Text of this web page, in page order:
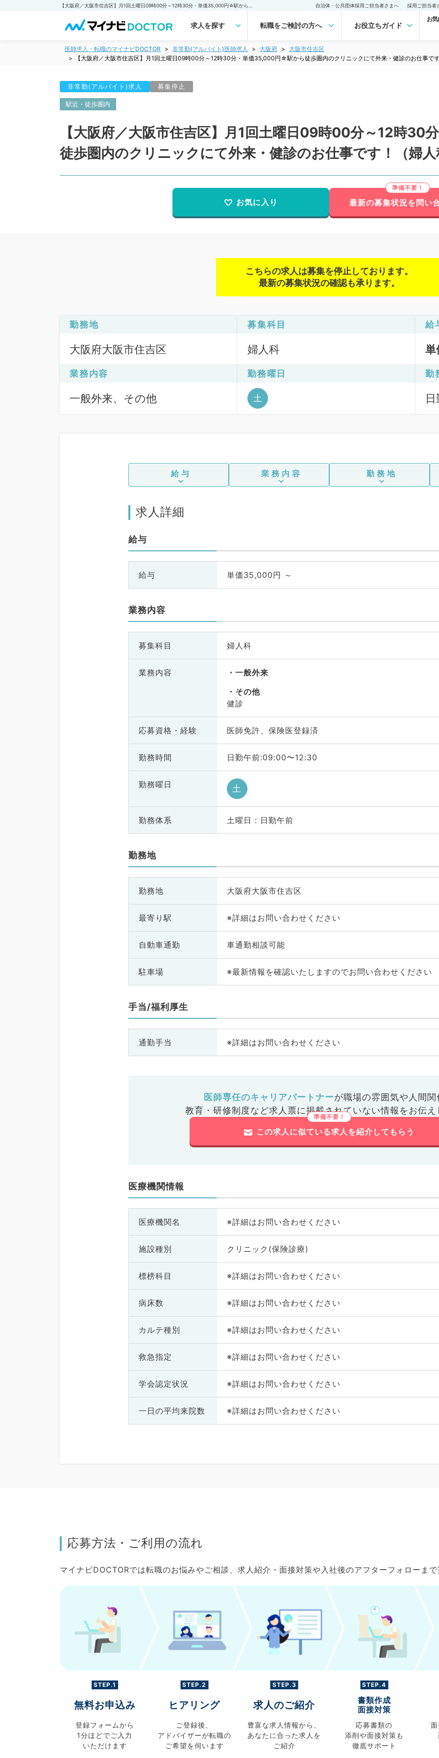
自治体・公共団体採用ご担当者さまへ 採用ご担当者
求人を探す 転職をご検討の方へ お役立ちガイド
お
医師求人・転職のマイナビDOCTOR 非常勤(アルバイト)医師求人 大阪府
大阪市住吉区
【大阪府／大阪市住吉区】月1回土曜日09時00分～12時30分・単価35,000円☆駅から徒歩圏内のクリニックにて外来・健診のお仕事で
非常勤(アルバイト)求人 募集停止
駅近・徒歩圏内
【大阪府／大阪市住吉区】月1回土曜日09時00分～12時
徒歩圏内のクリニックにて外来・健診のお仕事です！（婦
お気に入り 最新の募集状況を問い
こちらの求人は募集を停止しております。
最新の募集状況の確認も承ります。
勤務地
大阪府大阪市住吉区
募集科目
婦人科
給
業務内容
一般外来、その他
勤務曜日
土
勤
給与 業務内容 勤務地
求人詳細
給与
給与 単価35,000円 ～
業務内容
募集科目 婦人科
業務内容
一般外来
その他
健診
応募資格・ 経験 医師免許、保険医登録済
勤務時間 日勤午前:09:00〜12:30
勤務曜日 土
勤務体系 土曜日 : 日勤午前
勤務地
勤務地 大阪府大阪市住吉区
最寄り駅 ※詳細はお問い合わせください
自動車通勤 車通勤相談可能
駐車場 ※最新情報を確認いたしますのでお問い合わせください
手当/福利厚生
通勤手当 ※詳細はお問い合わせください
医師専任のキャリアパートナーが職場の雰囲気や人間関
教育・研修制度など求人票に掲載されていない情報をお伝え
この求人に似ている求人を紹介してもらう
医療機関情報
医療機関名 ※詳細はお問い合わせください
施設種別 クリニック(保険診療)
標榜科目 ※詳細はお問い合わせください
病床数 ※詳細はお問い合わせください
カルテ種別 ※詳細はお問い合わせください
救急指定 ※詳細はお問い合わせください
学会認定状況 ※詳細はお問い合わせください
一日の平均来院数 ※詳細はお問い合わせください
応募方法・ご利用の流れ
マイナビDOCTORでは転職のお悩みやご相談、求人紹介・面接対策や入社後のアフターフォローま
STEP.1
無料お申込み
登録フォームから
1分ほどでご入力
いただけます
STEP.2
ヒアリング
ご登録後、
アドバイザーが転職の
ご希望を伺います
STEP.3
求人のご紹介
豊富な求人情報から、
あなたに合った求人を
ご紹介
STEP.4
書類作成
面接対策
応募書類の
添削や面接対策も
徹底サポート